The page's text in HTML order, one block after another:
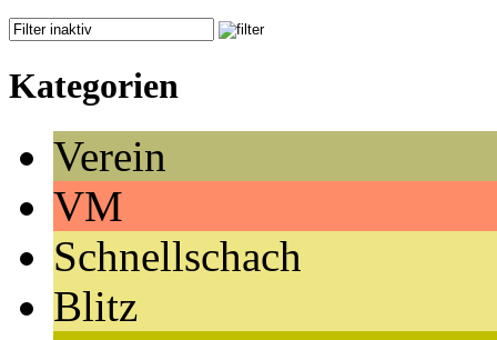
Kategorien
Verein
VM
Schnellschach
Blitz